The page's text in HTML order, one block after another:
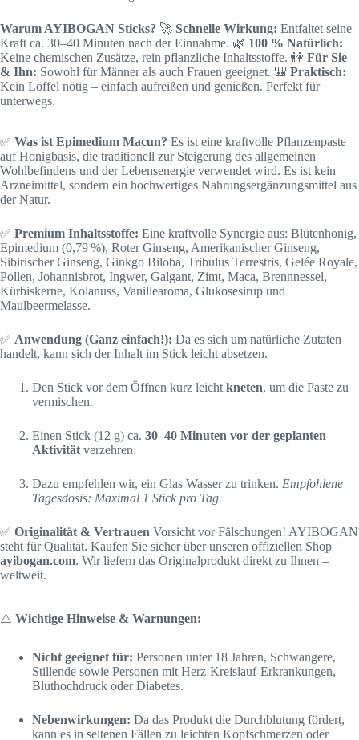
Warum AYIBOGAN Sticks? 🚀 Schnelle Wirkung: Entfaltet seine
Kraft ca. 30–40 Minuten nach der Einnahme. 🌿 100 % Natürlich:
Keine chemischen Zusätze, rein pflanzliche Inhaltsstoffe. 👫 Für Sie
& Ihn: Sowohl für Männer als auch Frauen geeignet. 🎒 Praktisch:
Kein Löffel nötig – einfach aufreißen und genießen. Perfekt für
unterwegs.
✅ Was ist Epimedium Macun? Es ist eine kraftvolle Pflanzenpaste
auf Honigbasis, die traditionell zur Steigerung des allgemeinen
Wohlbefindens und der Lebensenergie verwendet wird. Es ist kein
Arzneimittel, sondern ein hochwertiges Nahrungsergänzungsmittel aus
der Natur.
✅ Premium Inhaltsstoffe: Eine kraftvolle Synergie aus: Blütenhonig,
Epimedium (0,79 %), Roter Ginseng, Amerikanischer Ginseng,
Sibirischer Ginseng, Ginkgo Biloba, Tribulus Terrestris, Gelée Royale,
Pollen, Johannisbrot, Ingwer, Galgant, Zimt, Maca, Brennnessel,
Kürbiskerne, Kolanuss, Vanillearoma, Glukosesirup und
Maulbeermelasse.
✅ Anwendung (Ganz einfach!): Da es sich um natürliche Zutaten
handelt, kann sich der Inhalt im Stick leicht absetzen.
Den Stick vor dem Öffnen kurz leicht kneten, um die Paste zu
vermischen.
Einen Stick (12 g) ca. 30–40 Minuten vor der geplanten
Aktivität verzehren.
Dazu empfehlen wir, ein Glas Wasser zu trinken. Empfohlene
Tagesdosis: Maximal 1 Stick pro Tag.
✅ Originalität & Vertrauen Vorsicht vor Fälschungen! AYIBOGAN
steht für Qualität. Kaufen Sie sicher über unseren offiziellen Shop
ayibogan.com. Wir liefern das Originalprodukt direkt zu Ihnen –
weltweit.
⚠️ Wichtige Hinweise & Warnungen:
Nicht geeignet für: Personen unter 18 Jahren, Schwangere,
Stillende sowie Personen mit Herz-Kreislauf-Erkrankungen,
Bluthochdruck oder Diabetes.
Nebenwirkungen: Da das Produkt die Durchblutung fördert,
kann es in seltenen Fällen zu leichten Kopfschmerzen oder